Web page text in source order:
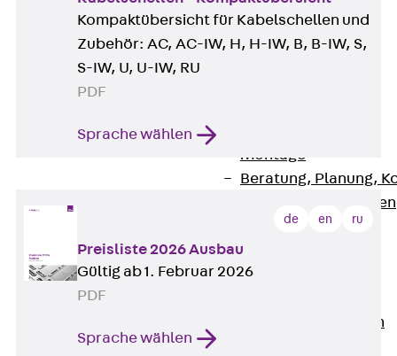
Tunnel
Funktionserhalt
Montage
Beratung, Planung,
Individuelle Lösungen
Referenzen
Referenzen
Downloads
Unternehmen
Kompaktübersicht für Kabelschellen und
Zubehör: AC, AC-IW, H, H-IW, B, B-IW, S,
S-IW, U, U-IW, RU
PDF
Sprache wählen
de en ru
Preisliste 2026 Ausbau
Gültig ab 1. Februar 2026
PDF
Sprache wählen